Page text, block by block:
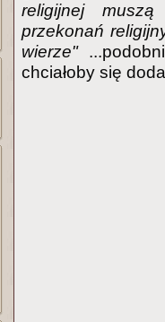
religijnej
przekonań
wierze"
chciałoby się